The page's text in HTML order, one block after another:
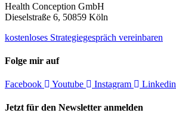
Health Conception GmbH
Dieselstraße 6, 50859 Köln
kostenloses Strategiegespräch vereinbaren
Folge mir auf
Facebook Youtube Instagram Linkedin
Jetzt für den Newsletter anmelden